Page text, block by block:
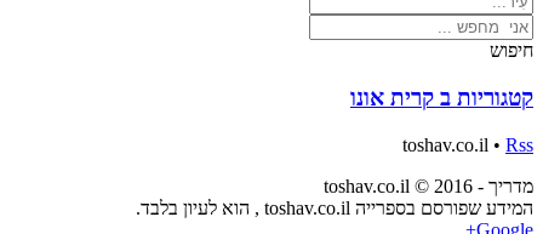
חיפוש
קטגוריות ב קרית אונו
toshav.co.il • Rss
מדריך - toshav.co.il © 2016
המידע שפורסם בספרייה toshav.co.il , הוא לעיון בלבד.
Google+